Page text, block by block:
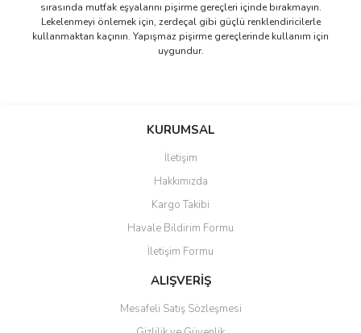
sırasında mutfak eşyalarını pişirme gereçleri içinde bırakmayın.
Lekelenmeyi önlemek için, zerdeçal gibi güçlü renklendiricilerle
kullanmaktan kaçının. Yapışmaz pişirme gereçlerinde kullanım için
uygundur.
Bu ürüne ilk yorumu siz yapın!
Ürün resmi kalitesiz, bozuk veya görüntülenemiyor.
Ürün açıklamasında eksik bilgiler bulunuyor.
Ürün bilgilerinde hatalar bulunuyor.
Ürün fiyatı diğer sitelerden daha pahalı.
Bu ürüne benzer farklı alternatifler olmalı.
KURUMSAL
İletişim
Hakkımızda
Kargo Takibi
Havale Bildirim Formu
İletişim Formu
ALIŞVERİŞ
Mesafeli Satış Sözleşmesi